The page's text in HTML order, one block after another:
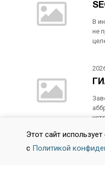
В
не
Этот сайт
с Политикой